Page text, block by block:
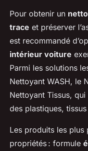
Pour obtenir un
trace et préserver
est recommandé
intérieur voiture
Parmi les solutions
Nettoyant WASH, le
Nettoyant Tissus, qui
des plastiques,
Les produits les
propriétés : formule